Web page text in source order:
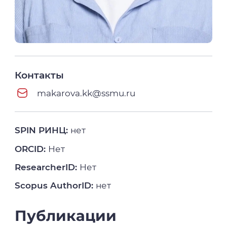
Контакты
makarova.kk@ssmu.ru
SPIN РИНЦ: нет
ORCID: Нет
ResearcherID: Нет
Scopus AuthorID: нет
Публикации